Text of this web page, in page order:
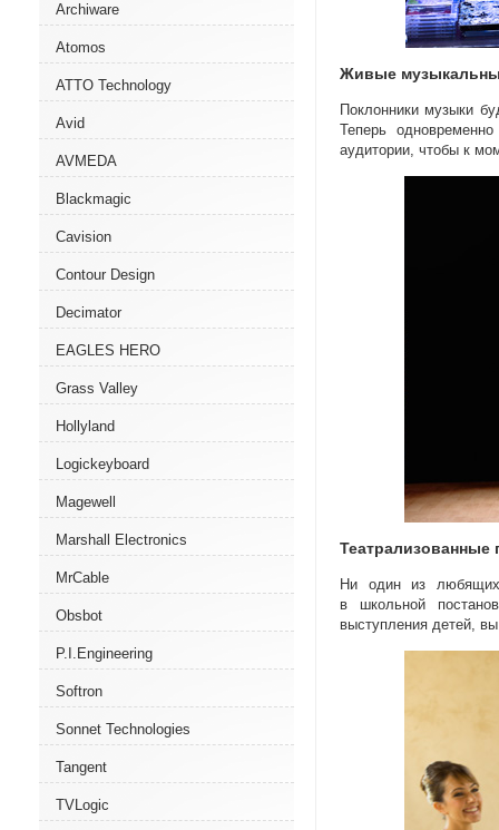
Archiware
Atomos
ATTO Technology
Avid
AVMEDA
Blackmagic
Cavision
Contour Design
Decimator
EAGLES HERO
Grass Valley
Hollyland
Logickeyboard
Magewell
Marshall Electronics
MrCable
Obsbot
P.I.Engineering
Softron
Sonnet Technologies
Tangent
TVLogic
Живые
Поклонники музыки
Теперь
аудитории, чтобы к
Театрализованные
Ни один из
в школьной
выступления детей,